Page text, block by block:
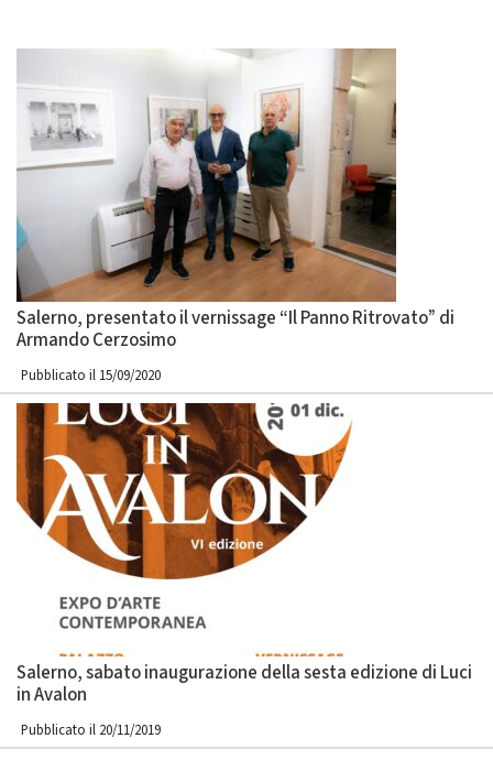
Salerno, presentato il vernissage “Il Panno Ritrovato” di
Armando Cerzosimo
Pubblicato il 15/09/2020
Salerno, sabato inaugurazione della sesta edizione di Luci
in Avalon
Pubblicato il 20/11/2019